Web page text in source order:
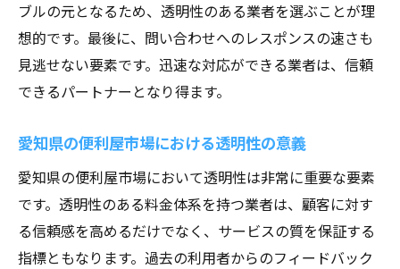
ブルの元となるため、透明性のある業者を選ぶことが理
想的です。最後に、問い合わせへのレスポンスの速さも
見逃せない要素です。迅速な対応ができる業者は、信頼
できるパートナーとなり得ます。
愛知県の便利屋市場における透明性の意義
愛知県の便利屋市場において透明性は非常に重要な要素
です。透明性のある料金体系を持つ業者は、顧客に対す
る信頼感を高めるだけでなく、サービスの質を保証する
指標ともなります。過去の利用者からのフィードバック